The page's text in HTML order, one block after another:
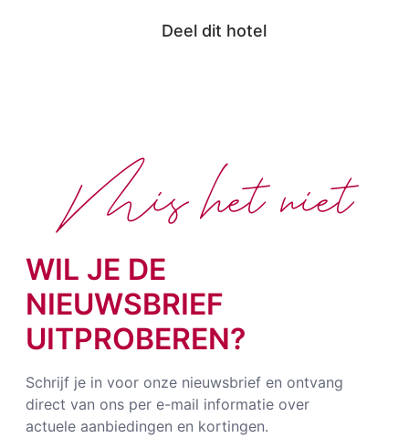
Deel dit hotel
WIL JE DE
NIEUWSBRIEF
UITPROBEREN?
Schrijf je in voor onze nieuwsbrief en ontvang
direct van ons per e-mail informatie over
actuele aanbiedingen en kortingen.
Mis het niet